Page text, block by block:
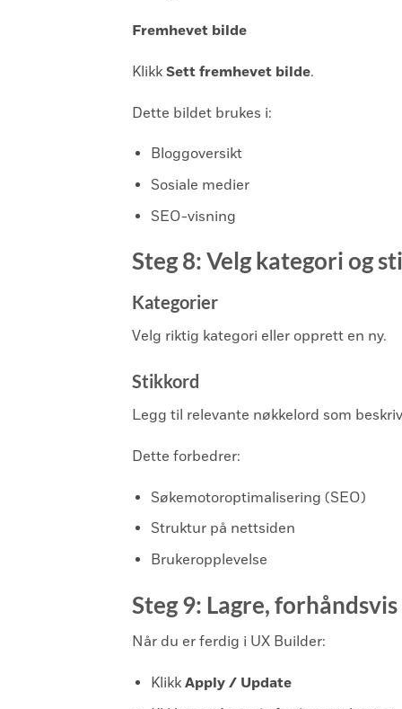
Fremhevet bilde
Klikk Sett fremhevet bilde.
Dette bildet brukes i:
Bloggoversikt
Sosiale medier
SEO-visning
Steg 8: Velg kategori og
Kategorier
Velg riktig kategori eller opprett en ny.
Stikkord
Legg til relevante nøkkelord som
Dette forbedrer:
Søkemotoroptimalisering (SEO)
Struktur på nettsiden
Brukeropplevelse
Steg 9: Lagre,
Når du er ferdig i UX Builder:
Klikk Apply / Update